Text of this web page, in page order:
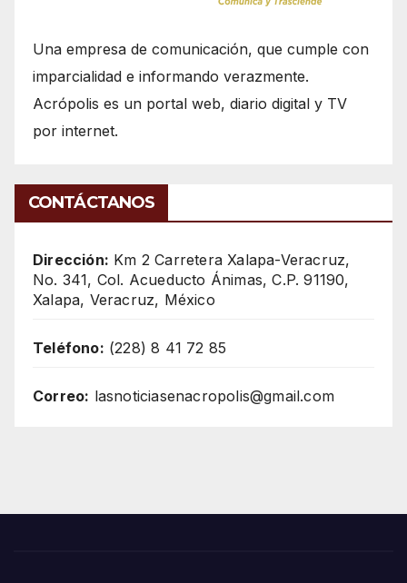
Una empresa de comunicación, que cumple con
imparcialidad e informando verazmente.
Acrópolis es un portal web, diario digital y TV
por internet.
CONTÁCTANOS
Dirección: Km 2 Carretera Xalapa-Veracruz,
No. 341, Col. Acueducto Ánimas, C.P. 91190,
Xalapa, Veracruz, México
Teléfono: (228) 8 41 72 85
Correo: lasnoticiasenacropolis@gmail.com